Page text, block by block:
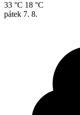
33 °C 18 °C
pátek 7. 8.